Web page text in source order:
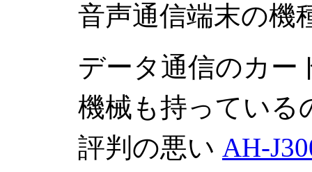
音声通信端末の機
データ通信のカー
機械も持っている
評判の悪い AH-